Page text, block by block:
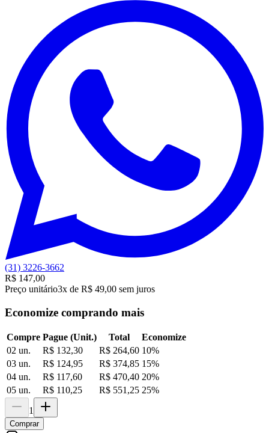
(31) 3226-3662
R$ 147,00
Preço unitário3x de R$ 49,00 sem juros
Economize comprando mais
Compre Pague (Unit.) Total
Economize
02 un.
R$ 132,30 R$ 264,60 10%
03 un.
R$ 124,95 R$ 374,85 15%
04 un.
R$ 117,60 R$ 470,40 20%
05 un.
R$ 110,25 R$ 551,25 25%
1
Comprar